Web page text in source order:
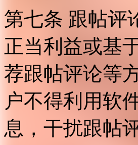
第七条 跟帖评
正当利益或基
荐跟帖评论等
户不得利用软
息，干扰跟帖